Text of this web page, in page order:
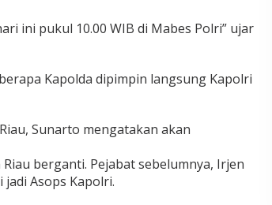
ini pukul 10.00 WIB di Mabes Polri” ujar
Kapolda dipimpin langsung Kapolri
Sunarto mengatakan akan
berganti. Pejabat sebelumnya, Irjen
jadi Asops Kapolri.